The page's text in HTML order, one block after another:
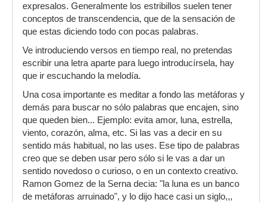
expresalos. Generalmente los estribillos suelen tener
conceptos de transcendencia, que de la sensación de
que estas diciendo todo con pocas palabras.
Ve introduciendo versos en tiempo real, no pretendas
escribir una letra aparte para luego introducírsela, hay
que ir escuchando la melodía.
Una cosa importante es meditar a fondo las metáforas y
demás para buscar no sólo palabras que encajen, sino
que queden bien... Ejemplo: evita amor, luna, estrella,
viento, corazón, alma, etc. Si las vas a decir en su
sentido más habitual, no las uses. Ese tipo de palabras
creo que se deben usar pero sólo si le vas a dar un
sentido novedoso o curioso, o en un contexto creativo.
Ramon Gomez de la Serna decia: "la luna es un banco
de metáforas arruinado", y lo dijo hace casi un siglo,,,